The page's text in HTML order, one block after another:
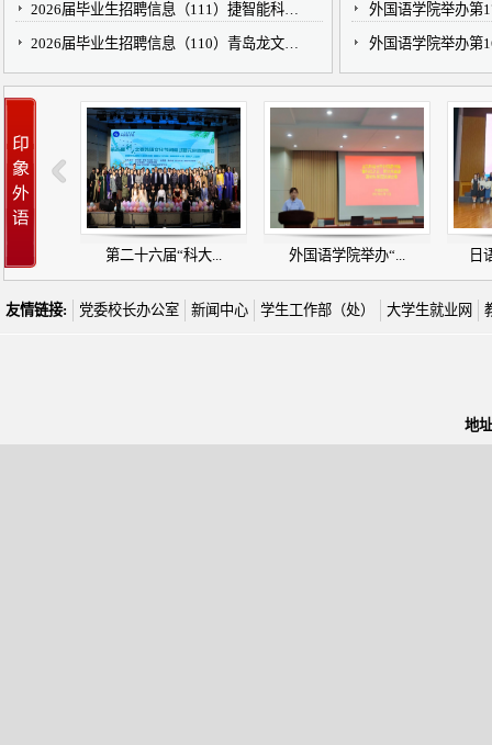
2026届毕业生招聘信息（111）捷智能科技...
2026届毕业生招聘信息（110）青岛龙文教...
外国语学院举办第
外国语学院举办第
第二十六届“科大... 外国语学院举办“... 日
友情链接: 党委校长办公室 新闻中心 学生工作部（处） 大学生就业网
地址